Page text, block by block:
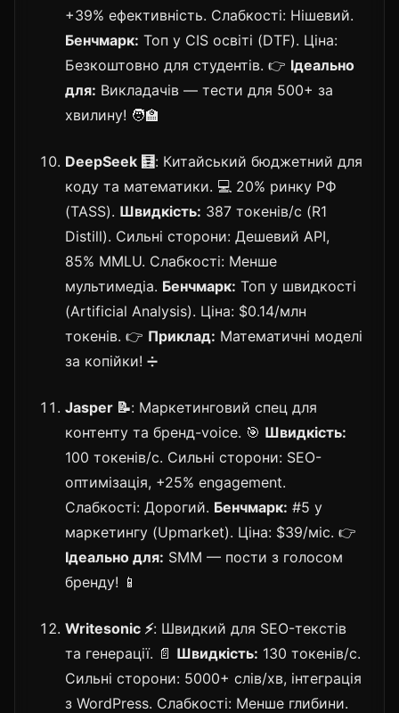
+39% ефективність. Слабкості: Нішевий.
Бенчмарк: Топ у CIS освіті (DTF). Ціна:
Безкоштовно для студентів. 👉 Ідеально
для: Викладачів — тести для 500+ за
хвилину! 🧑‍🏫
DeepSeek 🧮: Китайський бюджетний для
коду та математики. 💻 20% ринку РФ
(TASS). Швидкість: 387 токенів/с (R1
Distill). Сильні сторони: Дешевий API,
85% MMLU. Слабкості: Менше
мультимедіа. Бенчмарк: Топ у швидкості
(Artificial Analysis). Ціна: $0.14/млн
токенів. 👉 Приклад: Математичні моделі
за копійки! ➗
Jasper 📝: Маркетинговий спец для
контенту та бренд-voice. 🎯 Швидкість:
100 токенів/с. Сильні сторони: SEO-
оптимізація, +25% engagement.
Слабкості: Дорогий. Бенчмарк: #5 у
маркетингу (Upmarket). Ціна: $39/міс. 👉
Ідеально для: SMM — пости з голосом
бренду! 📱
Writesonic ⚡: Швидкий для SEO-текстів
та генерації. 📄 Швидкість: 130 токенів/с.
Сильні сторони: 5000+ слів/хв, інтеграція
з WordPress. Слабкості: Менше глибини.